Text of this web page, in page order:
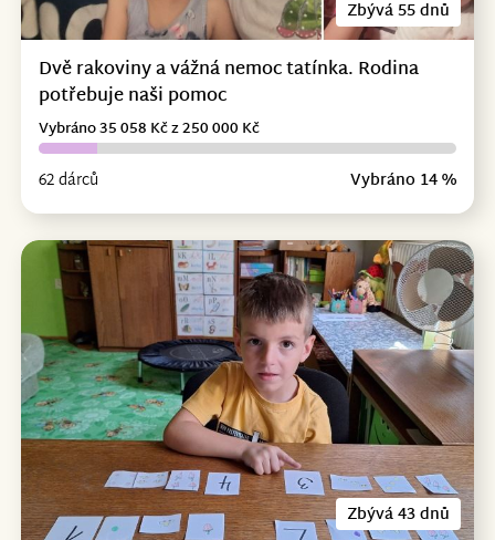
Zbývá 55 dnů
Dvě rakoviny a vážná nemoc tatínka. Rodina
potřebuje naši pomoc
62 dárců Vybráno 14 %
Vybráno 35 058 Kč z 250 000 Kč
Zbývá 43 dnů